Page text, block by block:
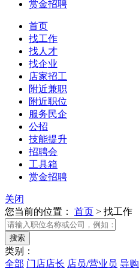
赏金招聘
首页
找工作
找人才
找企业
店家招工
附近兼职
附近职位
服务民企
公招
技能提升
招聘会
工具箱
赏金招聘
关闭
您当前的位置： 首页 > 找工作
类别：
全部 门店店长 店员/营业员 导购